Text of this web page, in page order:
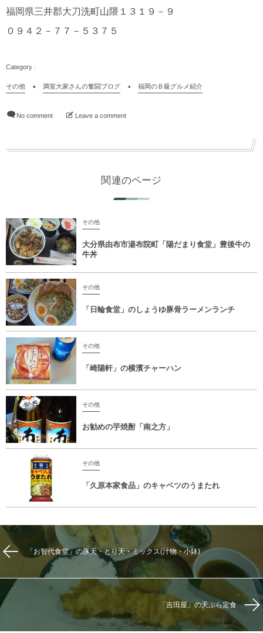
福岡県三井郡大刀洗町山隈１３１９－９
０９４２－７７－５３７５
その他 満室大家さんの奮闘ブログ 福岡のＢ級グルメ紹介
No comment Leave a comment
関連のページ
その他
大分県由布市湯布院町「陽だまり食堂」豊後牛の
牛丼
その他
「日輪食堂」のしょうゆ豚骨ラーメンランチ
その他
「崎陽軒」の横濱チャーハン
その他
お勧めの芋焼酎「南之方」
その他
「久原本家食品」のキャベツのうまたれ
「お智代食堂」の豚天・とり天・ミックス(汁物・小鉢)
「吉田屋」の天ぷら定食